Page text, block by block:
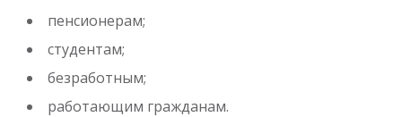
пенсионерам;
студентам;
безработным;
работающим гражданам.